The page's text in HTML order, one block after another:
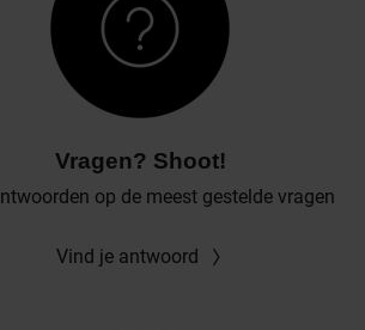
Vragen? Shoot!
op de meest gestelde vragen
Vind je antwoord